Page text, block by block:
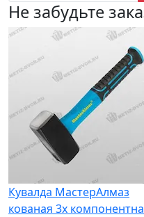
Не забудьте
Кувалда МастерАлмаз
кованая 3х